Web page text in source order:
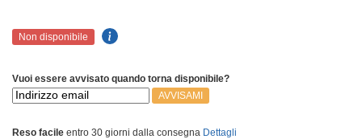
Non disponibile
Vuoi essere avvisato quando torna disponibile?
AVVISAMI
Reso facile entro 30 giorni dalla consegna Dettagli